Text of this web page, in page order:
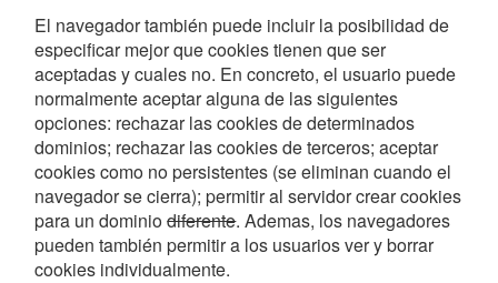
El navegador también puede incluir la posibilidad de
especificar mejor que cookies tienen que ser
aceptadas y cuales no. En concreto, el usuario puede
normalmente aceptar alguna de las siguientes
opciones: rechazar las cookies de determinados
dominios; rechazar las cookies de terceros; aceptar
cookies como no persistentes (se eliminan cuando el
navegador se cierra); permitir al servidor crear cookies
para un dominiodiferente. Ademas, los navegadores
pueden también permitir a los usuarios ver y borrar
cookies individualmente.